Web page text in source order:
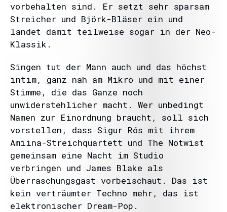
vorbehalten sind. Er setzt sehr sparsam
Streicher und Björk-Bläser ein und
landet damit teilweise sogar in der Neo-
Klassik.
Singen tut der Mann auch und das höchst
intim, ganz nah am Mikro und mit einer
Stimme, die das Ganze noch
unwiderstehlicher macht. Wer unbedingt
Namen zur Einordnung braucht, soll sich
vorstellen, dass Sigur Rós mit ihrem
Amiina-Streichquartett und The Notwist
gemeinsam eine Nacht im Studio
verbringen und James Blake als
Überraschungsgast vorbeischaut. Das ist
kein verträumter Techno mehr, das ist
elektronischer Dream-Pop.